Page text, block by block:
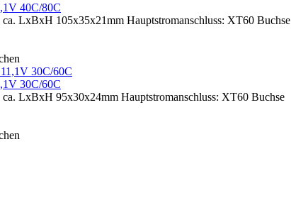
40C/80C
LxBxH 105x35x21mm Hauptstromanschluss: XT60 Buchse
30C/60C
LxBxH 95x30x24mm Hauptstromanschluss: XT60 Buchse